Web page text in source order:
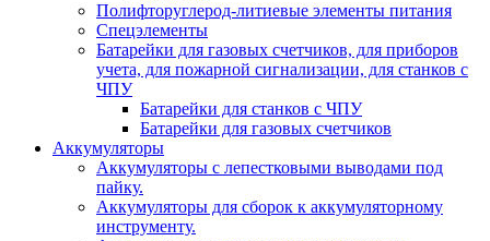
Полифторуглерод-литиевые элементы питания
Спецэлементы
Батарейки для газовых счетчиков, для приборов
учета, для пожарной сигнализации, для станков с
ЧПУ
Батарейки для станков с ЧПУ
Батарейки для газовых счетчиков
Аккумуляторы
Аккумуляторы с лепестковыми выводами под
пайку.
Аккумуляторы для сборок к аккумуляторному
инструменту.